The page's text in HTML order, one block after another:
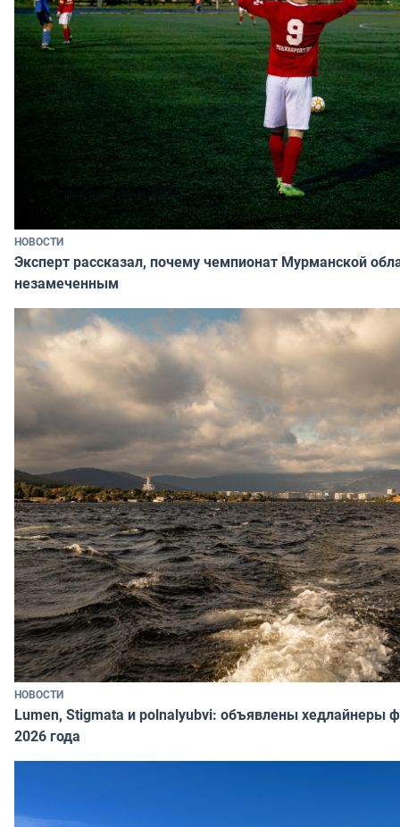
НОВОСТИ
Эксперт рассказал, почему чемпионат Мурманской
незамеченным
НОВОСТИ
Lumen, Stigmata и polnalyubvi: объявлены хедлайнеры
2026 года